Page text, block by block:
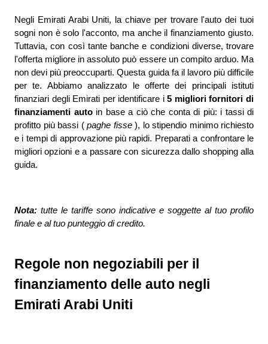
Negli Emirati Arabi Uniti, la chiave per trovare l'auto dei tuoi
sogni non è solo l'acconto, ma anche il finanziamento giusto.
Tuttavia, con così tante banche e condizioni diverse, trovare
l'offerta migliore in assoluto può essere un compito arduo. Ma
non devi più preoccuparti. Questa guida fa il lavoro più difficile
per te. Abbiamo analizzato le offerte dei principali istituti
finanziari degli Emirati per identificare i 5 migliori fornitori di
finanziamenti auto in base a ciò che conta di più: i tassi di
profitto più bassi ( paghe fisse ), lo stipendio minimo richiesto
e i tempi di approvazione più rapidi. Preparati a confrontare le
migliori opzioni e a passare con sicurezza dallo shopping alla
guida.
Nota: tutte le tariffe sono indicative e soggette al tuo profilo
finale e al tuo punteggio di credito.
Regole non negoziabili per il
finanziamento delle auto negli
Emirati Arabi Uniti